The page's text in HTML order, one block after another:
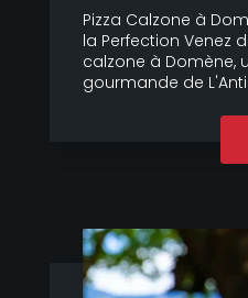
Pizza Calzone à
la Perfection Venez
calzone à Domène,
gourmande de